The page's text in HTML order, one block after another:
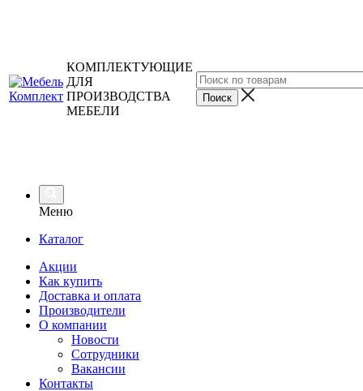
КОМПЛЕКТУЮЩИЕ
ДЛЯ
ПРОИЗВОДСТВА
МЕБЕЛИ
Меню
Каталог
Акции
Как купить
Доставка и оплата
Производители
О компании
Новости
Сотрудники
Вакансии
Контакты